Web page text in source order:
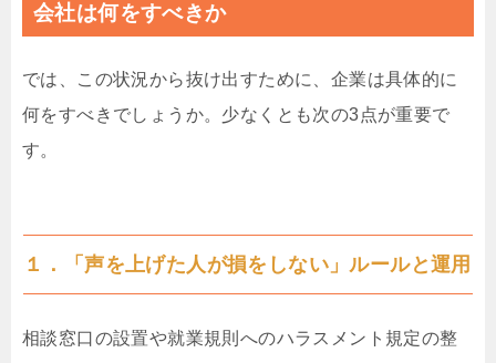
会社は何をすべきか
では、この状況から抜け出すために、企業は具体的に
何をすべきでしょうか。少なくとも次の3点が重要で
す。
１．「声を上げた人が損をしない」ルールと運用
相談窓口の設置や就業規則へのハラスメント規定の整